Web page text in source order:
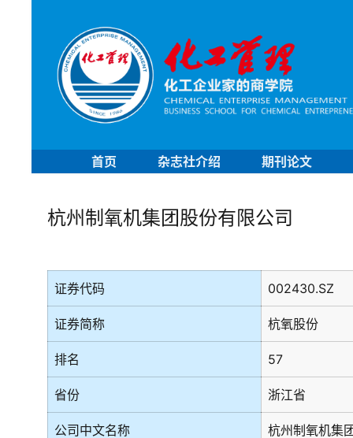
首页 杂志社介绍 期刊论文
杭州制氧机集团股份有限公司
证券代码 002430.SZ
证券简称 杭氧股份
排名 57
省份 浙江省
公司中文名称 杭州制氧机集